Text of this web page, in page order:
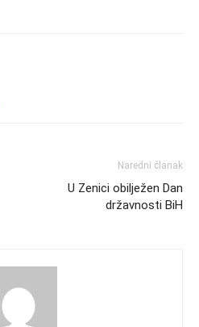
Naredni članak
U Zenici obilježen Dan
državnosti BiH